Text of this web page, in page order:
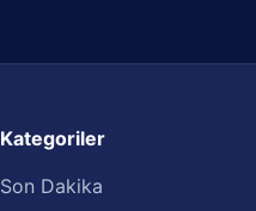
Kategoriler
Son Dakika